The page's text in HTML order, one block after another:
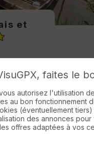
et
avec VisuGPX et
faites le
autorisez l'utilisation
au bon fonctionnement
(éventuellement
des annonces pour
offres adaptées à vos